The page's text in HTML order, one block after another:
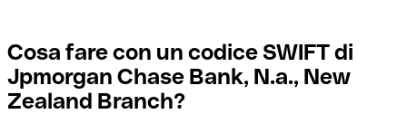
Cosa fare con un codice SWIFT di
Jpmorgan Chase Bank, N.a., New
Zealand Branch?